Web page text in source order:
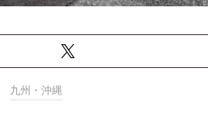
九州・沖縄